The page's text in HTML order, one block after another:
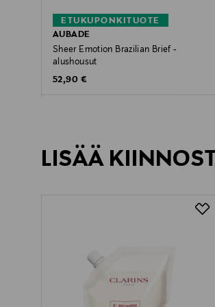
ETUKUPONKITUOTE
AUBADE
Sheer Emotion Brazilian Brief -
alushousut
Original Price
52,90 €
LISÄÄ